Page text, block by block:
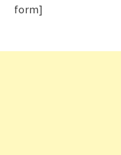
form]